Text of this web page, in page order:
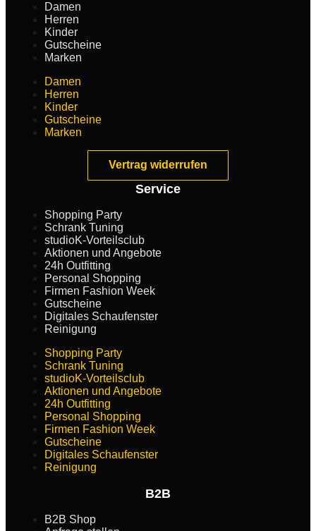
Damen
Herren
Kinder
Gutscheine
Marken
Damen
Herren
Kinder
Gutscheine
Marken
Vertrag widerrufen
Service
Shopping Party
Schrank Tuning
studioK-Vorteilsclub
Aktionen und Angebote
24h Outfitting
Personal Shopping
Firmen Fashion Week
Gutscheine
Digitales Schaufenster
Reinigung
Shopping Party
Schrank Tuning
studioK-Vorteilsclub
Aktionen und Angebote
24h Outfitting
Personal Shopping
Firmen Fashion Week
Gutscheine
Digitales Schaufenster
Reinigung
B2B
B2B Shop